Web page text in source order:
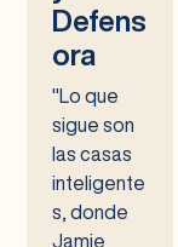
Defens
ora
"Lo que
sigue son
las casas
inteligente
s, donde
Jamie